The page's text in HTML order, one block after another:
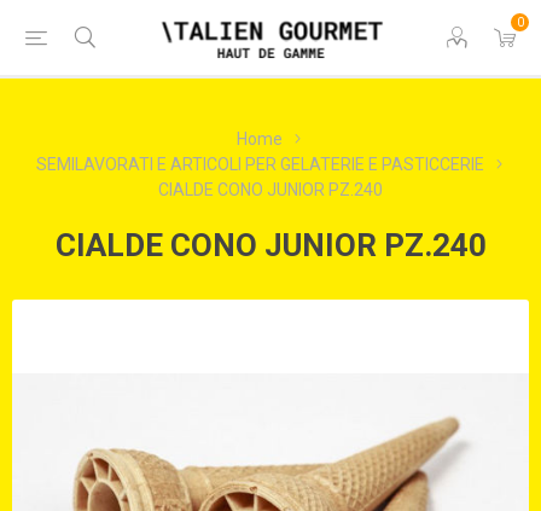
0
Home
SEMILAVORATI E ARTICOLI PER GELATERIE E PASTICCERIE
CIALDE CONO JUNIOR PZ.240
CIALDE CONO JUNIOR PZ.240